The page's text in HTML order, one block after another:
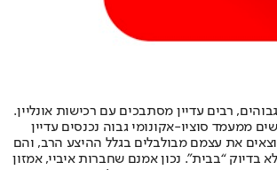
רבים עדיין מסתבכים עם רכישות אונליין.
ממעמד סוציו-אקונומי גבוה נכנסים עדיין
את עצמם מבולבלים בגלל ההיצע הרב, והם
“בבית”. נכון אמנם שחברות איביי, אמזון